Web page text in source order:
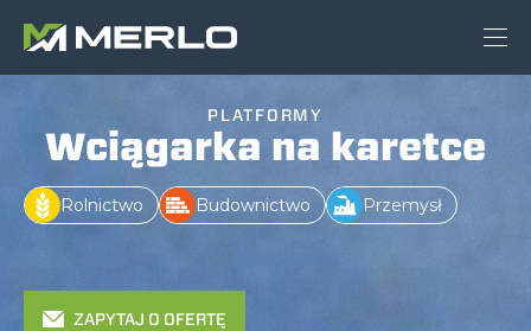
PLATFORMY
Wciągarka na karetce
Rolnictwo Budownictwo Przemysł
ZAPYTAJ O OFERTĘ